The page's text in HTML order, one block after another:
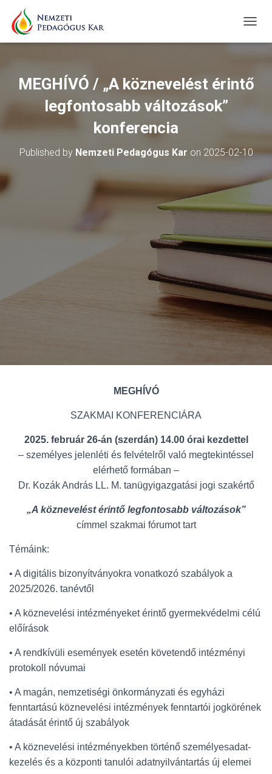
O
L
E
A
I
N
MEGHÍVÓ / „A köznevelést érintő
legfontosabb változások”
konferencia
Published by Nemzeti Pedagógus Kar on 2025-02-10
MEGHÍVÓ
SZAKMAI KONFERENCIÁRA
2025. február 26-án (szerdán) 14.00 órai kezdettel
– személyes jelenléti és felvételről való megtekintéssel
elérhető formában –
Dr. Kozák András LL. M. tanügyigazgatási jogi szakértő
„A köznevelést érintő legfontosabb változások”
címmel szakmai fórumot tart
Témáink:
• A digitális bizonyítványokra vonatkozó szabályok a
2025/2026. tanévtől
• A köznevelési intézményeket érintő gyermekvédelmi célú
előírások
• A rendkívüli események esetén követendő intézményi
protokoll nóvumai
• A magán, nemzetiségi önkormányzati és egyházi
fenntartású köznevelési intézmények fenntartói jogkörének
átadását érintő új szabályok
• A köznevelési intézményekben történő személyesadat-
kezelés és a központi tanulói adatnyilvántartás új elemei